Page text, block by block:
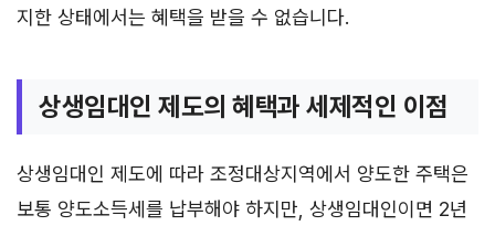
지한 상태에서는 혜택을 받을 수 없습니다.
상생임대인 제도의 혜택과 세제적인 이점
상생임대인 제도에 따라 조정대상지역에서 양도한 주택은
보통 양도소득세를 납부해야 하지만, 상생임대인이면 2년